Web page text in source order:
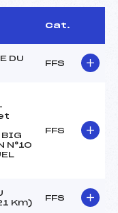
Cat.
DU
FFS
N°10
FFS
Km)
FFS